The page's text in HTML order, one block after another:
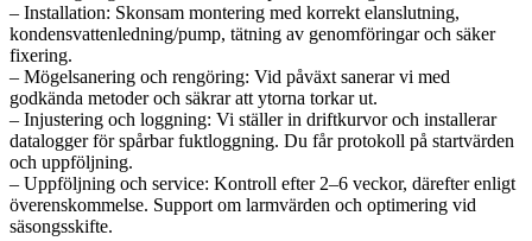
– Installation: Skonsam montering med korrekt elanslutning,
kondensvattenledning/pump, tätning av genomföringar och säker
fixering.
– Mögelsanering och rengöring: Vid påväxt sanerar vi med
godkända metoder och säkrar att ytorna torkar ut.
– Injustering och loggning: Vi ställer in driftkurvor och installerar
datalogger för spårbar fuktloggning. Du får protokoll på startvärden
och uppföljning.
– Uppföljning och service: Kontroll efter 2–6 veckor, därefter enligt
överenskommelse. Support om larmvärden och optimering vid
säsongsskifte.